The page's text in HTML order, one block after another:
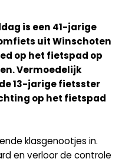
is een 41-jarige
uit Winschoten
op het fietspad op
Vermoedelijk
13-jarige fietsster
op het fietspad
klasgenootjes in.
en verloor de controle